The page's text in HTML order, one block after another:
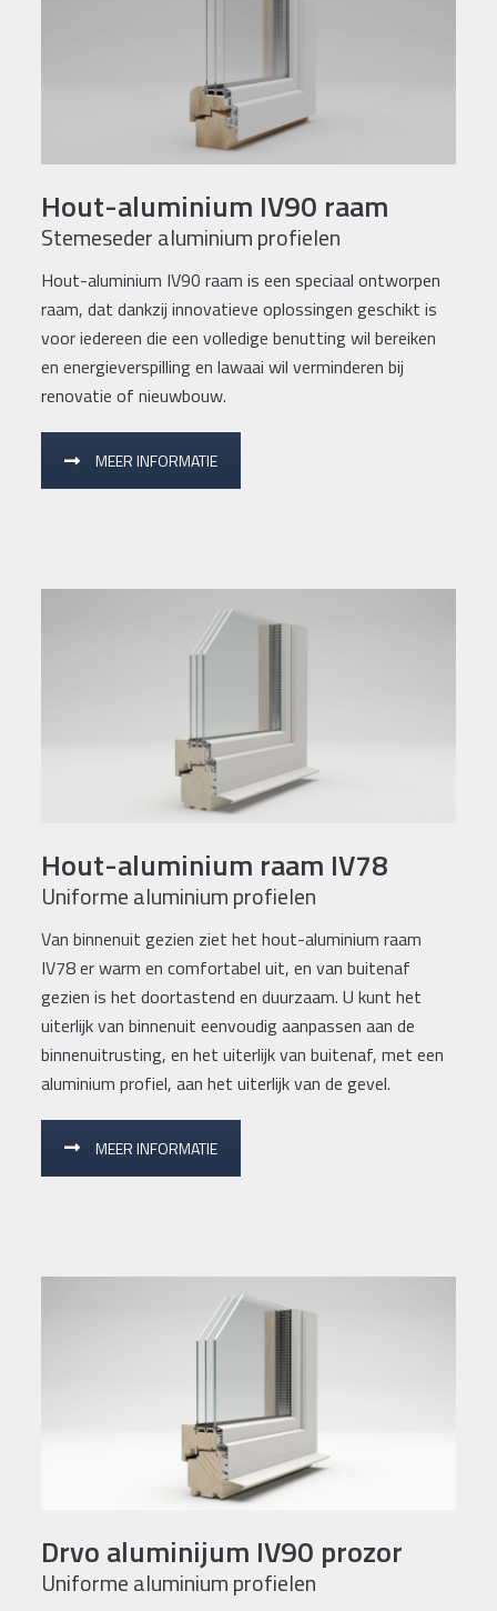
Hout-aluminium IV90 raam
Stemeseder aluminium profielen
Hout-aluminium IV90 raam is een speciaal ontworpen
raam, dat dankzij innovatieve oplossingen geschikt is
voor iedereen die een volledige benutting wil bereiken
en energieverspilling en lawaai wil verminderen bij
renovatie of nieuwbouw.
MEER INFORMATIE
Hout-aluminium raam IV78
Uniforme aluminium profielen
Van binnenuit gezien ziet het hout-aluminium raam
IV78 er warm en comfortabel uit, en van buitenaf
gezien is het doortastend en duurzaam. U kunt het
uiterlijk van binnenuit eenvoudig aanpassen aan de
binnenuitrusting, en het uiterlijk van buitenaf, met een
aluminium profiel, aan het uiterlijk van de gevel.
MEER INFORMATIE
Drvo aluminijum IV90 prozor
Uniforme aluminium profielen